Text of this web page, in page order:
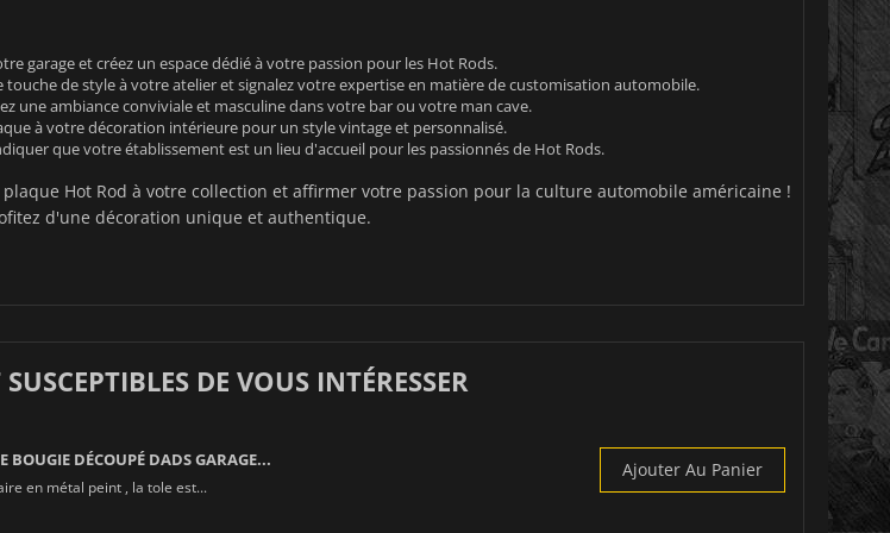
garage et créez un espace dédié à votre passion pour les Hot Rods.
touche de style à votre atelier et signalez votre expertise en matière de customisation automobile.
une ambiance conviviale et masculine dans votre bar ou votre man cave.
à votre décoration intérieure pour un style vintage et personnalisé.
que votre établissement est un lieu d'accueil pour les passionnés de Hot Rods.
Hot Rod à votre collection et affirmer votre passion pour la culture automobile américaine !
d'une décoration unique et authentique.
DE VOUS INTÉRESSER
BOUGIE DÉCOUPÉ DADS GARAGE...
en métal peint , la tole est...
Ajouter Au Panier